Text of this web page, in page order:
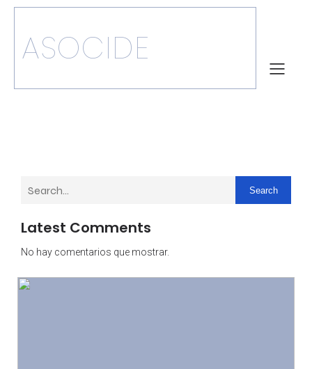
ASOCIDE
Search
Latest Comments
No hay comentarios que mostrar.